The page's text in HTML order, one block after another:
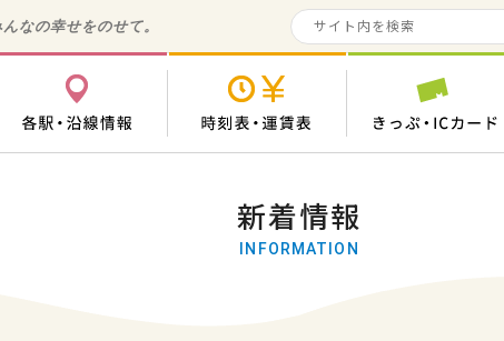
んなの幸せをのせて。
各駅・沿線情報 時刻表・運賃表
新着情報
INFORMATION